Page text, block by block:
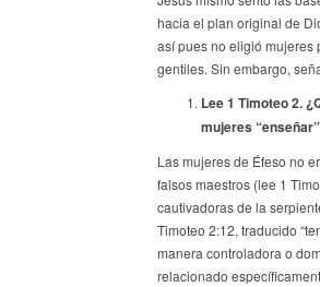
hacia el plan original de
así pues no eligió mujeres
gentiles. Sin embargo,
Lee 1 Timoteo 2.
mujeres
Las mujeres de Éfeso no
falsos maestros (lee 1
cautivadoras de la
Timoteo 2:12, traducido
manera controladora o
relacionado